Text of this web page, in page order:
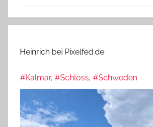
Heinrich bei Pixelfed.de
#Kalmar, #Schloss, #Schweden